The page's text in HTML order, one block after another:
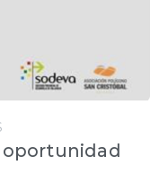
oportunidad